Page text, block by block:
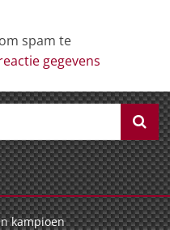
spam te
gegevens
kampioen